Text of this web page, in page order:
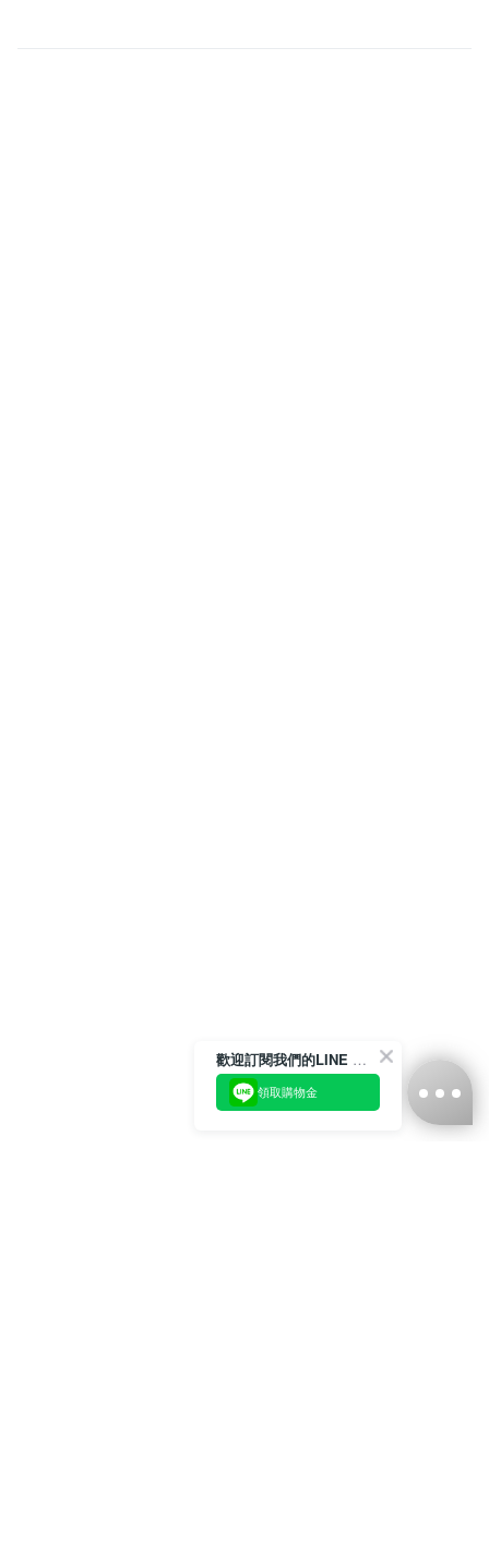
歡迎訂閱我們的LINE 官方帳號
領取購物金